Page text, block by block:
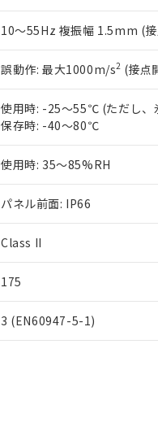
10～55Hz 複振幅 1.5mm (
誤動作: 最大1000m/s2 (接点
使用時: -25～55℃ (ただし、
保存時: -40～80℃
使用時: 35～85%RH
パネル前面: IP66
Class II
175
3 (EN60947-5-1)